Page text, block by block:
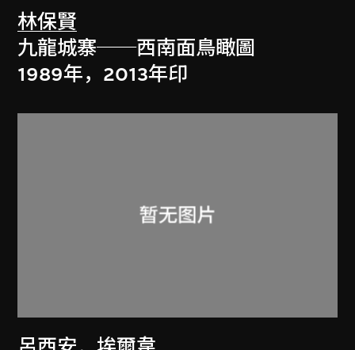
林保賢
九龍城寨──西南面鳥瞰圖
1989年，2013年印